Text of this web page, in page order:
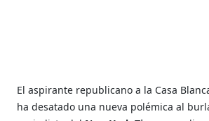
El aspirante republicano a la Casa
ha desatado una nueva polémica al